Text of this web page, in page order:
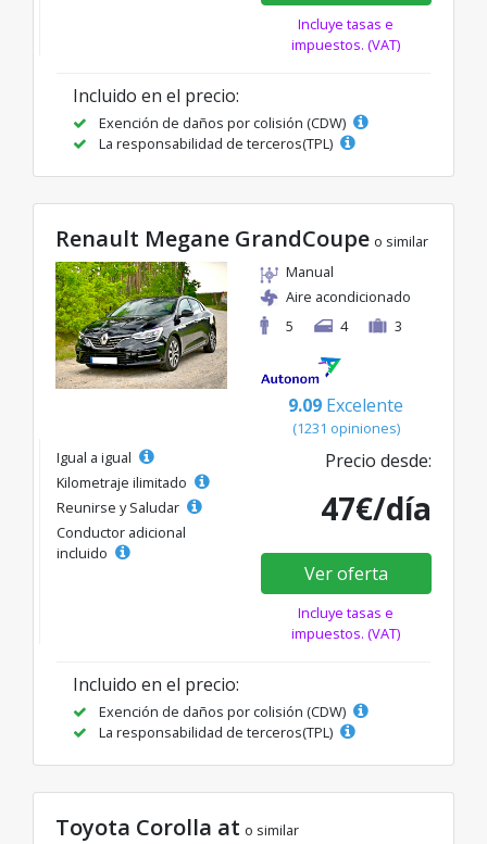
Incluye tasas e
impuestos. (VAT)
Incluido en el precio:
Exención de daños por colisión (CDW)
La responsabilidad de terceros(TPL)
Renault Megane GrandCoupe o similar
Manual
Aire acondicionado
5
4 3
9.09 Excelente
(1231 opiniones)
Igual a igual
Kilometraje ilimitado
Reunirse y Saludar
Conductor adicional
incluido
Precio desde:
47€/día
Ver oferta
Incluye tasas e
impuestos. (VAT)
Incluido en el precio:
Exención de daños por colisión (CDW)
La responsabilidad de terceros(TPL)
Toyota Corolla at o similar